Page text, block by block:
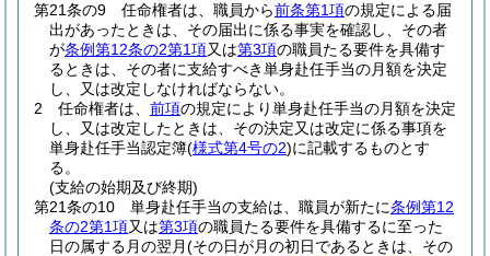
第21条の9
任命権者は、職員から前条第1項の規定による届
出があったときは、その届出に係る事実を確認し、その者
が条例第12条の2第1項又は第3項の職員たる要件を具備す
るときは、その者に支給すべき単身赴任手当の月額を決定
し、又は改定しなければならない。
2
任命権者は、 前項の規定により単身赴任手当の月額を決定
し、又は改定したときは、その決定又は改定に係る事項を
単身赴任手当認定簿(様式第4号の2)に記載するものとす
る。
(支給の始期及び終期)
第21条の10
単身赴任手当の支給は、職員が新たに条例第12
条の2第1項又は第3項の職員たる要件を具備するに至った
日の属する月の翌月(その日が月の初日であるときは、その